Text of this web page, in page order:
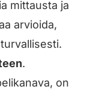
mittausta ja
arvioida,
.
on